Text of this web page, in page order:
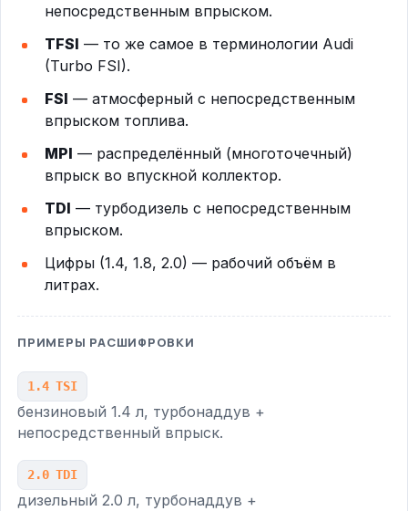
непосредственным впрыском.
TFSI — то же самое в терминологии Audi
(Turbo FSI).
FSI — атмосферный с непосредственным
впрыском топлива.
MPI — распределённый (многоточечный)
впрыск во впускной коллектор.
TDI — турбодизель с непосредственным
впрыском.
Цифры (1.4, 1.8, 2.0) — рабочий объём в
литрах.
ПРИМЕРЫ РАСШИФРОВКИ
1.4 TSI
бензиновый 1.4 л, турбонаддув +
непосредственный впрыск.
2.0 TDI
дизельный 2.0 л, турбонаддув +